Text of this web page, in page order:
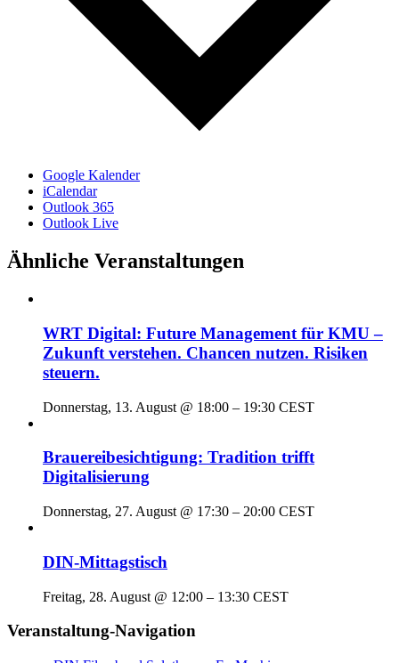
Google Kalender
iCalendar
Outlook 365
Outlook Live
Ähnliche Veranstaltungen
WRT Digital: Future Management für KMU –
Zukunft verstehen. Chancen nutzen. Risiken
steuern.
Donnerstag, 13. August @ 18:00 – 19:30 CEST
Brauereibesichtigung: Tradition trifft
Digitalisierung
Donnerstag, 27. August @ 17:30 – 20:00 CEST
DIN-Mittagstisch
Freitag, 28. August @ 12:00 – 13:30 CEST
Veranstaltung-Navigation